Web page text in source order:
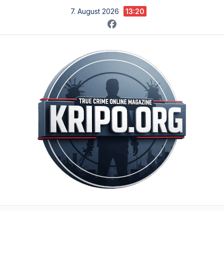
springen
7. August 2026 13:20